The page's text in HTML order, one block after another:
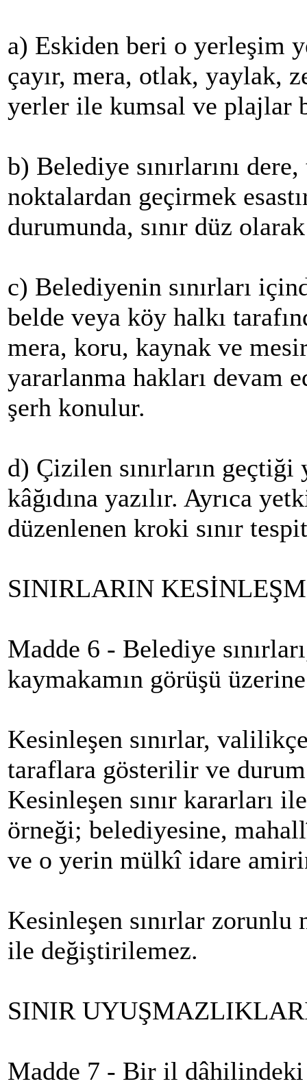
a) Eskiden beri o yerleşim
çayır, mera, otlak, yaylak,
yerler ile kumsal ve plajlar
b) Belediye sınırlarını
noktalardan geçirmek
durumunda, sınır düz
c) Belediyenin sınırları
belde veya köy halkı
mera, koru, kaynak ve
yararlanma hakları devam
şerh konulur.
d) Çizilen sınırların geçtiği
kâğıdına yazılır. Ayrıca
düzenlenen kroki sınır
SINIRLARIN
Madde 6 - Belediye
kaymakamın görüşü
Kesinleşen sınırlar,
taraflara gösterilir ve
Kesinleşen sınır kararları
örneği; belediyesine,
ve o yerin mülkî idare
Kesinleşen sınırlar zorunlu
ile değiştirilemez.
SINIR
Madde 7 - Bir il dâhilindeki